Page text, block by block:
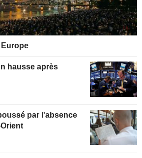
hausse après
par l'absence